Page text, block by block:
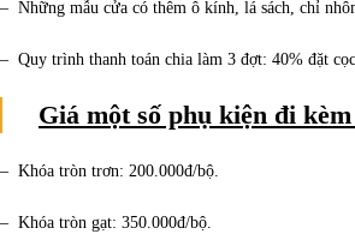
– Những mẫu cửa có thêm ô kính, lá sách, chỉ
– Quy trình thanh toán chia làm 3 đợt: 40% đặt
Giá một số phụ kiện đi
– Khóa tròn trơn: 200.000đ/bộ.
– Khóa tròn gạt: 350.000đ/bộ.